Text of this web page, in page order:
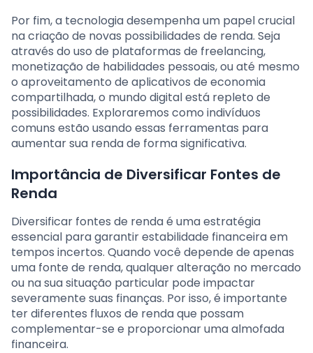
Por fim, a tecnologia desempenha um papel crucial
na criação de novas possibilidades de renda. Seja
através do uso de plataformas de freelancing,
monetização de habilidades pessoais, ou até mesmo
o aproveitamento de aplicativos de economia
compartilhada, o mundo digital está repleto de
possibilidades. Exploraremos como indivíduos
comuns estão usando essas ferramentas para
aumentar sua renda de forma significativa.
Importância de Diversificar Fontes de
Renda
Diversificar fontes de renda é uma estratégia
essencial para garantir estabilidade financeira em
tempos incertos. Quando você depende de apenas
uma fonte de renda, qualquer alteração no mercado
ou na sua situação particular pode impactar
severamente suas finanças. Por isso, é importante
ter diferentes fluxos de renda que possam
complementar-se e proporcionar uma almofada
financeira.